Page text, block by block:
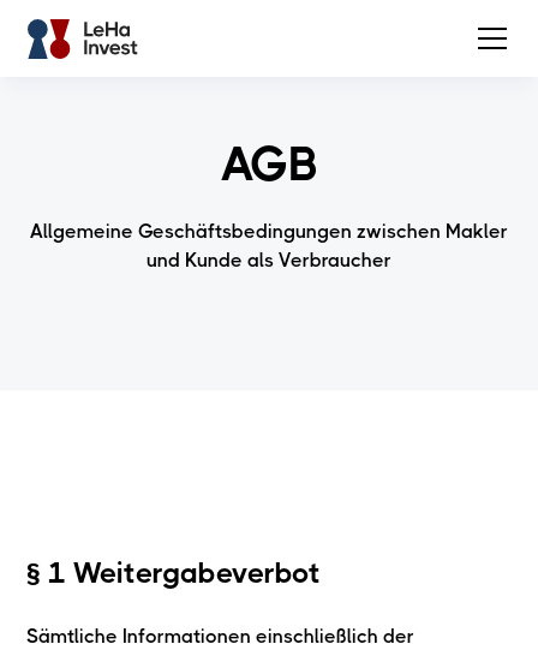
AGB
Allgemeine Geschäftsbedingungen zwischen Makler
und Kunde als Verbraucher
§ 1 Weitergabeverbot
Sämtliche Informationen einschließlich der